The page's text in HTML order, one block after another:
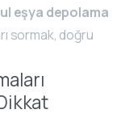
eşya depolama
sormak, doğru